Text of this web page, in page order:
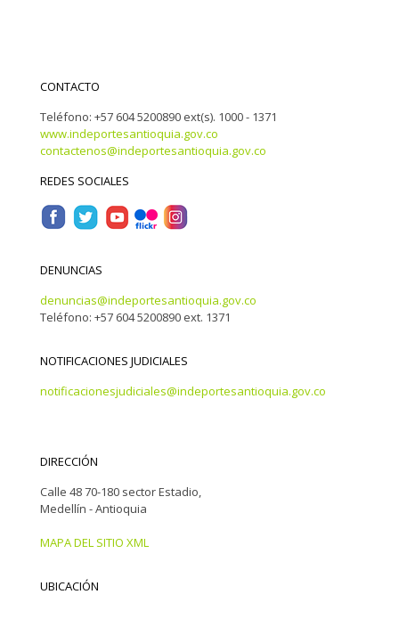
CONTACTO
Teléfono: +57 604 5200890 ext(s). 1000 - 1371
www.indeportesantioquia.gov.co
contactenos@indeportesantioquia.gov.co
REDES SOCIALES
DENUNCIAS
denuncias@indeportesantioquia.gov.co
Teléfono: +57 604 5200890 ext. 1371
NOTIFICACIONES JUDICIALES
notificacionesjudiciales@indeportesantioquia.gov.co
DIRECCIÓN
Calle 48 70-180 sector Estadio,
Medellín - Antioquia
MAPA DEL SITIO XML
UBICACIÓN